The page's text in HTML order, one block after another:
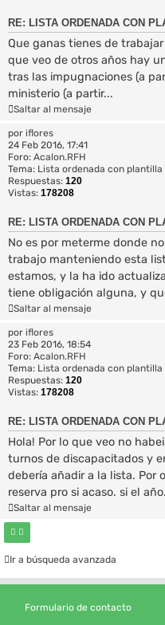
RE: LISTA ORDENADA CON
Que ganas tienes de
que veo de otros años hay
tras las impugnaciones (a
ministerio (a partir...
Saltar al mensaje
por iflores
24 Feb 2016, 17:41
Foro: Acalon.RFH
Tema: Lista ordenada con
Respuestas: 120
Vistas: 178208
RE: LISTA ORDENADA CON
No es por meterme donde
trabajo manteniendo esta
estamos, y la ha ido
tiene obligación alguna, y
Saltar al mensaje
por iflores
23 Feb 2016, 18:54
Foro: Acalon.RFH
Tema: Lista ordenada con
Respuestas: 120
Vistas: 178208
RE: LISTA ORDENADA CON
Hola! Por lo que veo no
turnos de discapacitados y
debería añadir a la lista. Por
reserva pro si acaso. si el
Saltar al mensaje
Ir a búsqueda avanzada
Formulario de contacto